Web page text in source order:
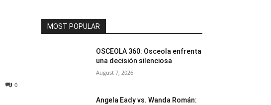
0
MOST POPULAR
OSCEOLA 360: Osceola enfrenta
una decisión silenciosa
August 7, 2026
Angela Eady vs. Wanda Román: